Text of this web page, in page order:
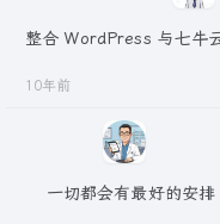
整合 WordPress 与七牛
10年前
一切都会有最好的安排